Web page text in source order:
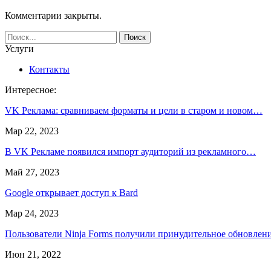
Комментарии закрыты.
Услуги
Контакты
Интересное:
VK Реклама: сравниваем форматы и цели в старом и новом…
Мар 22, 2023
В VK Рекламе появился импорт аудиторий из рекламного…
Май 27, 2023
Google открывает доступ к Bard
Мар 24, 2023
Пользователи Ninja Forms получили принудительное
Июн 21, 2022